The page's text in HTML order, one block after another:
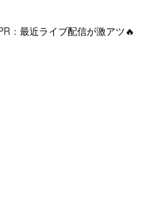
： 最近ライブ配信が激アツ🔥